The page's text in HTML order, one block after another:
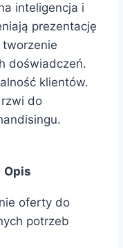
inteligencja i
prezentację
doświadczeń.
klientów.
do
Opis
oferty do
potrzeb